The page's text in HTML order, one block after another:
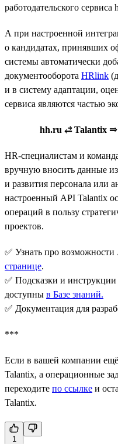
работодательского сервиса
А при настроенной
о кандидатах, принявших
системы автоматически
документооборота HRlink
и в систему адаптации,
сервиса являются частью
hh.ru ⥄ Talantix ⇒
HR-специалистам и
вручную вносить данные
и развития персонала или
настроенный API Talantix
операций в пользу
проектов.
✅ Узнать про
странице.
✅ Подсказки и
доступны в Базе знаний.
✅ Документация для
***
Если в вашей компании
Talantix, а операционные
переходите по ссылке и
Talantix.
1